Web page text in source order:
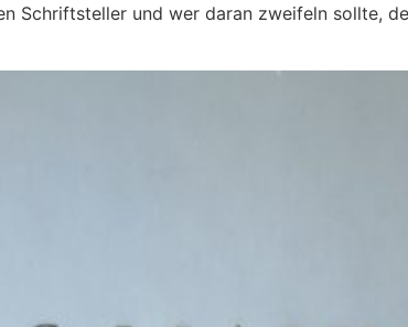
Schriftsteller und wer daran zweifeln sollte,